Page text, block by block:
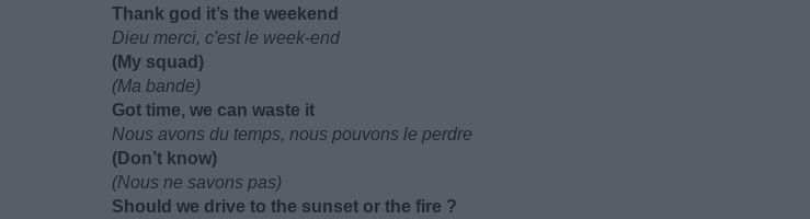
Thank god it’s the weekend
Dieu merci, c'est le week-end
(My squad)
(Ma bande)
Got time, we can waste it
Nous avons du temps, nous pouvons le perdre
(Don’t know)
(Nous ne savons pas)
Should we drive to the sunset or the fire ?